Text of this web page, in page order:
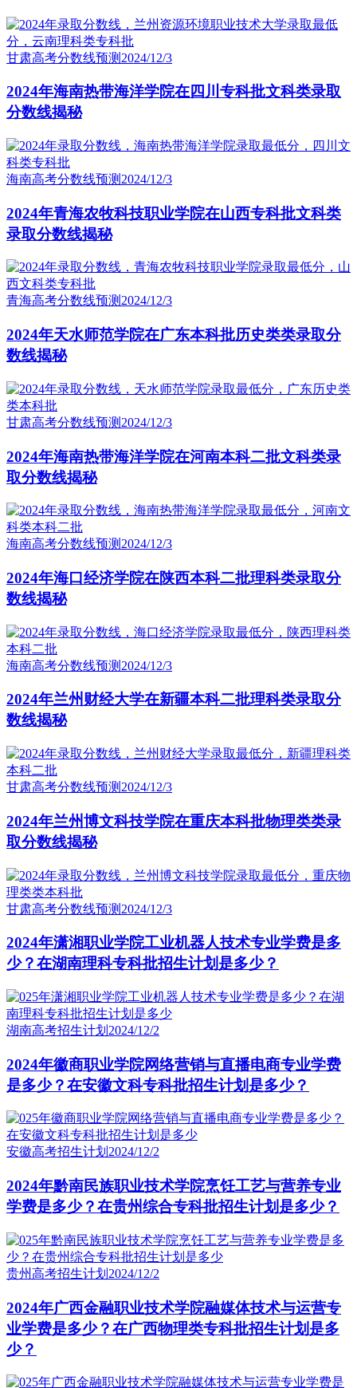
甘肃高考分数线预测 2024/12/3
2024年海南热带海洋学院在四川专科批文科类录取
分数线揭秘
海南高考分数线预测 2024/12/3
2024年青海农牧科技职业学院在山西专科批文科类
录取分数线揭秘
青海高考分数线预测 2024/12/3
2024年天水师范学院在广东本科批历史类类录取分
数线揭秘
甘肃高考分数线预测 2024/12/3
2024年海南热带海洋学院在河南本科二批文科类录
取分数线揭秘
海南高考分数线预测 2024/12/3
2024年海口经济学院在陕西本科二批理科类录取分
数线揭秘
海南高考分数线预测 2024/12/3
2024年兰州财经大学在新疆本科二批理科类录取分
数线揭秘
甘肃高考分数线预测 2024/12/3
2024年兰州博文科技学院在重庆本科批物理类类录
取分数线揭秘
甘肃高考分数线预测 2024/12/3
2024年潇湘职业学院工业机器人技术专业学费是多
少？在湖南理科专科批招生计划是多少？
湖南高考招生计划 2024/12/2
2024年徽商职业学院网络营销与直播电商专业学费
是多少？在安徽文科专科批招生计划是多少？
安徽高考招生计划 2024/12/2
2024年黔南民族职业技术学院烹饪工艺与营养专业
学费是多少？在贵州综合专科批招生计划是多少？
贵州高考招生计划 2024/12/2
2024年广西金融职业技术学院融媒体技术与运营专
业学费是多少？在广西物理类专科批招生计划是多
少？